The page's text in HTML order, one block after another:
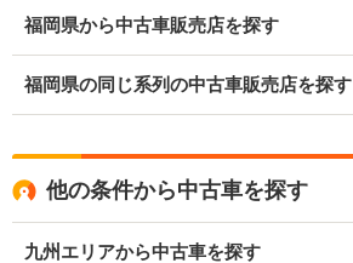
福岡県から中古車販売店を探す
福岡県の同じ系列の中古車販売店を探す
他の条件から中古車を探す
九州エリアから中古車を探す